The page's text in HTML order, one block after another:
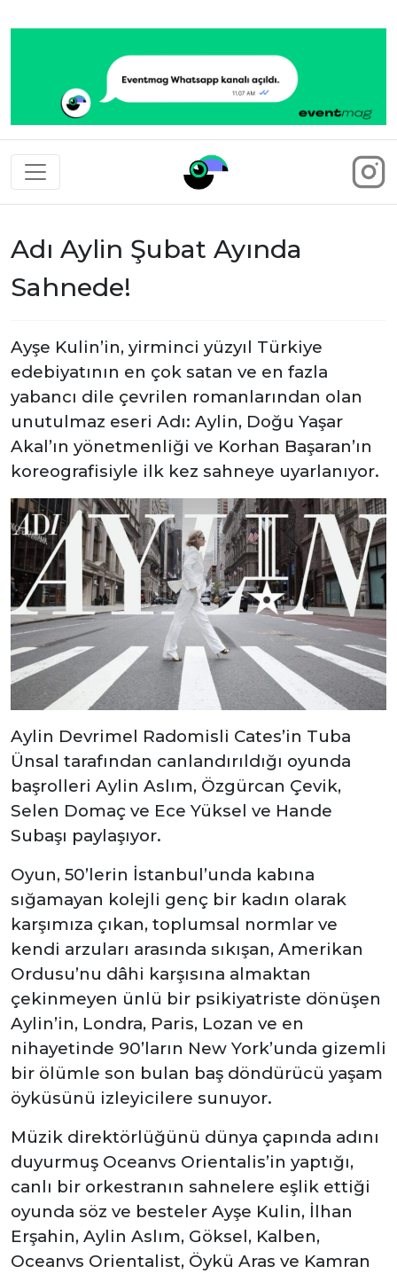
Eventmag
Adı Aylin Şubat Ayında
Sahnede!
Ayşe Kulin’in, yirminci yüzyıl Türkiye
edebiyatının en çok satan ve en fazla
yabancı dile çevrilen romanlarından olan
unutulmaz eseri Adı: Aylin, Doğu Yaşar
Akal’ın yönetmenliği ve Korhan Başaran’ın
koreografisiyle ilk kez sahneye uyarlanıyor.
Aylin Devrimel Radomisli Cates’in Tuba
Ünsal tarafından canlandırıldığı oyunda
başrolleri Aylin Aslım, Özgürcan Çevik,
Selen Domaç ve Ece Yüksel ve Hande
Subaşı paylaşıyor.
Oyun, 50’lerin İstanbul’unda kabına
sığamayan kolejli genç bir kadın olarak
karşımıza çıkan, toplumsal normlar ve
kendi arzuları arasında sıkışan, Amerikan
Ordusu’nu dâhi karşısına almaktan
çekinmeyen ünlü bir psikiyatriste dönüşen
Aylin’in, Londra, Paris, Lozan ve en
nihayetinde 90’ların New York’unda gizemli
bir ölümle son bulan baş döndürücü yaşam
öyküsünü izleyicilere sunuyor.
Müzik direktörlüğünü dünya çapında adını
duyurmuş Oceanvs Orientalis’in yaptığı,
canlı bir orkestranın sahnelere eşlik ettiği
oyunda söz ve besteler Ayşe Kulin, İlhan
Erşahin, Aylin Aslım, Göksel, Kalben,
Oceanvs Orientalist, Öykü Aras ve Kamran